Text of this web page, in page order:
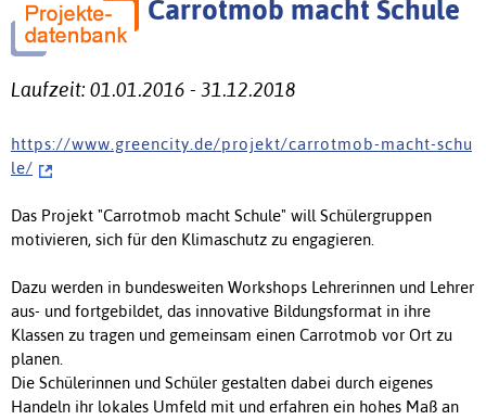
Carrotmob macht Schule
Laufzeit: 01.01.2016 - 31.12.2018
h t t p s : / / w w w . g r e e n c i t y . d e / p r o j e k t / c a r r o t m o b - m a c h t - s c h u
l e /
Das Projekt "Carrotmob macht Schule" will Schülergruppen
motivieren, sich für den Klimaschutz zu engagieren.
Dazu werden in bundesweiten Workshops Lehrerinnen und Lehrer
aus- und fortgebildet, das innovative Bildungsformat in ihre
Klassen zu tragen und gemeinsam einen Carrotmob vor Ort zu
planen.
Die Schülerinnen und Schüler gestalten dabei durch eigenes
Handeln ihr lokales Umfeld mit und erfahren ein hohes Maß an